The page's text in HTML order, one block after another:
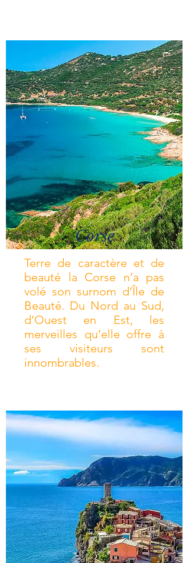
Corse
Terre de caractère et de
beauté la Corse n’a pas
volé son surnom d’Île de
Beauté. Du Nord au Sud,
d’Ouest en Est, les
merveilles qu’elle offre à
ses visiteurs sont
innombrables.